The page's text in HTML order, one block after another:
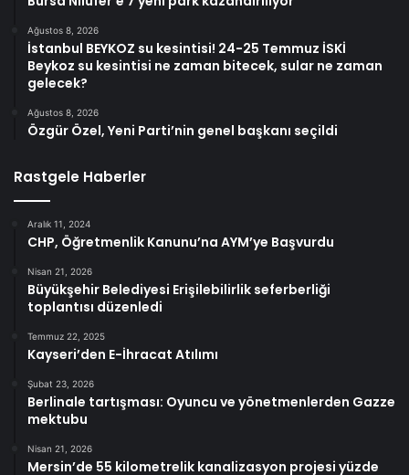
Ağustos 8, 2026
İstanbul BEYKOZ su kesintisi! 24-25 Temmuz İSKİ
Beykoz su kesintisi ne zaman bitecek, sular ne zaman
gelecek?
Ağustos 8, 2026
Özgür Özel, Yeni Parti’nin genel başkanı seçildi
Rastgele Haberler
Aralık 11, 2024
CHP, Öğretmenlik Kanunu’na AYM’ye Başvurdu
Nisan 21, 2026
Büyükşehir Belediyesi Erişilebilirlik seferberliği
toplantısı düzenledi
Temmuz 22, 2025
Kayseri’den E-İhracat Atılımı
Şubat 23, 2026
Berlinale tartışması: Oyuncu ve yönetmenlerden Gazze
mektubu
Nisan 21, 2026
Mersin’de 55 kilometrelik kanalizasyon projesi yüzde